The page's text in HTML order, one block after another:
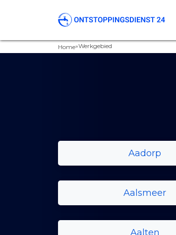
Home»Werkgebied
Aadorp
Aalsmeer
Aalten